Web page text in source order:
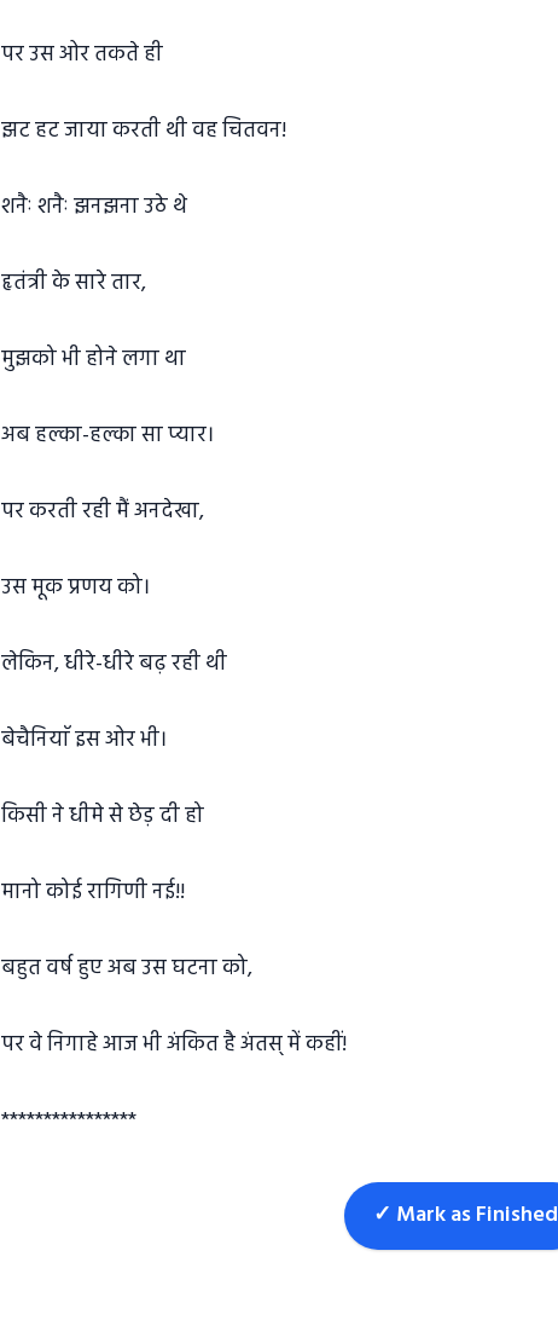
पर उस ओर तकते ही
झट हट जाया करती थी वह चितवन!
शनैः शनैः झनझना उठे थे
हृतंत्री के सारे तार,
मुझको भी होने लगा था
अब हल्का-हल्का सा प्यार।
पर करती रही मैं अनदेखा,
उस मूक प्रणय को।
लेकिन, धीरे-धीरे बढ़ रही थी
बेचैनियाॅ इस ओर भी।
किसी ने धीमे से छेड़ दी हो
मानो कोई रागिणी नई!!
बहुत वर्ष हुए अब उस घटना को,
पर वे निगाहे आज भी अंकित है अंतस् में कहीं!
****************
✓ Mark as Finished